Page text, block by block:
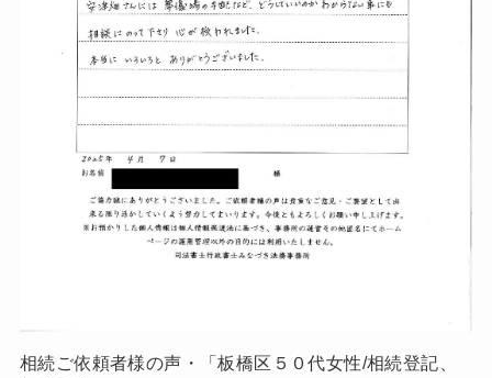
相続ご依頼者様の声・「板橋区５０代女性/相続登記、